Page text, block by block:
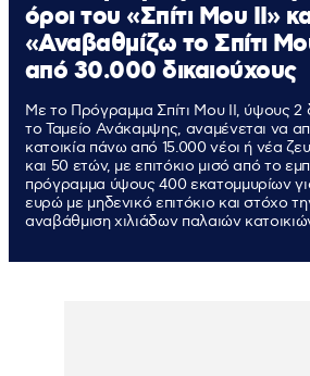
όροι του «Σπίτι Μου ΙΙ»
«Αναβαθμίζω το Σπίτι
από 30.000 δικαιούχους
Με το Πρόγραμμα Σπίτι Μου ΙΙ, ύψους 2
το Ταμείο Ανάκαμψης, αναμένεται να
κατοικία πάνω από 15.000 νέοι ή νέα
και 50 ετών, με επιτόκιο μισό από το
πρόγραμμα ύψους 400 εκατομμυρίων
ευρώ με μηδενικό επιτόκιο και στόχο
αναβάθμιση χιλιάδων παλαιών